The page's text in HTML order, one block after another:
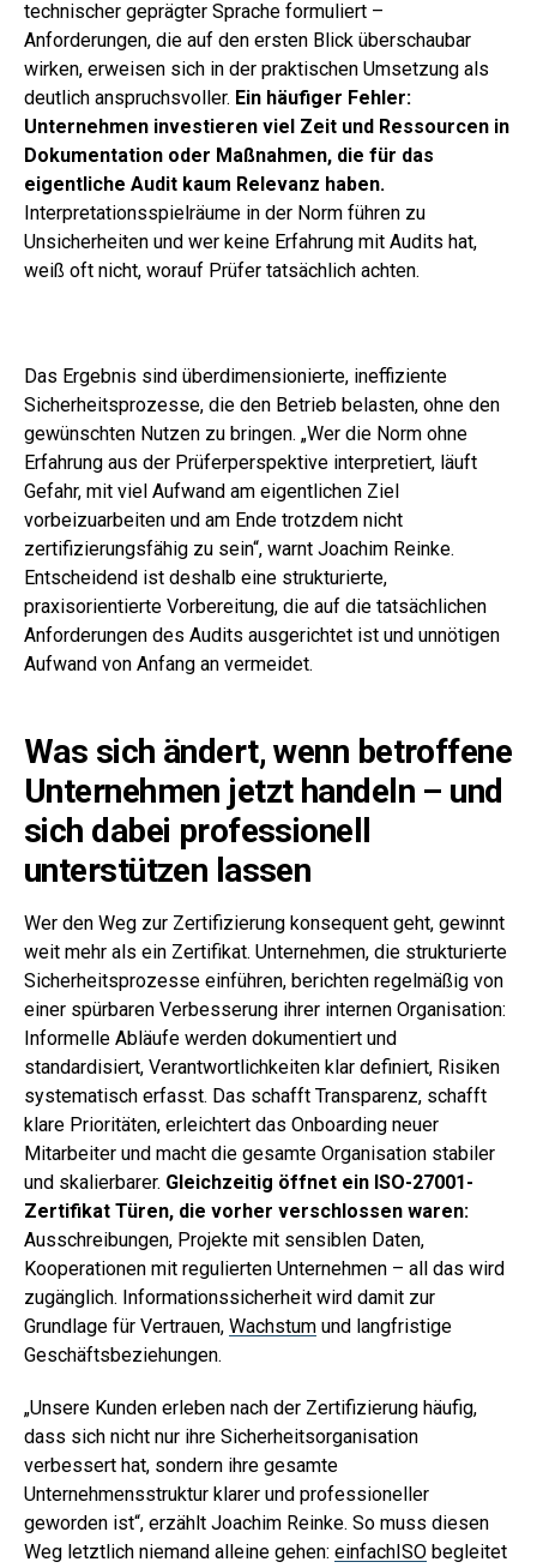
technischer geprägter Sprache formuliert –
Anforderungen, die auf den ersten Blick überschaubar
wirken, erweisen sich in der praktischen Umsetzung als
deutlich anspruchsvoller. Ein häufiger Fehler:
Unternehmen investieren viel Zeit und Ressourcen in
Dokumentation oder Maßnahmen, die für das
eigentliche Audit kaum Relevanz haben.
Interpretationsspielräume in der Norm führen zu
Unsicherheiten und wer keine Erfahrung mit Audits hat,
weiß oft nicht, worauf Prüfer tatsächlich achten.
Das Ergebnis sind überdimensionierte, ineffiziente
Sicherheitsprozesse, die den Betrieb belasten, ohne den
gewünschten Nutzen zu bringen. „Wer die Norm ohne
Erfahrung aus der Prüferperspektive interpretiert, läuft
Gefahr, mit viel Aufwand am eigentlichen Ziel
vorbeizuarbeiten und am Ende trotzdem nicht
zertifizierungsfähig zu sein“, warnt Joachim Reinke.
Entscheidend ist deshalb eine strukturierte,
praxisorientierte Vorbereitung, die auf die tatsächlichen
Anforderungen des Audits ausgerichtet ist und unnötigen
Aufwand von Anfang an vermeidet.
Was sich ändert, wenn betroffene
Unternehmen jetzt handeln – und
sich dabei professionell
unterstützen lassen
Wer den Weg zur Zertifizierung konsequent geht, gewinnt
weit mehr als ein Zertifikat. Unternehmen, die strukturierte
Sicherheitsprozesse einführen, berichten regelmäßig von
einer spürbaren Verbesserung ihrer internen Organisation:
Informelle Abläufe werden dokumentiert und
standardisiert, Verantwortlichkeiten klar definiert, Risiken
systematisch erfasst. Das schafft Transparenz, schafft
klare Prioritäten, erleichtert das Onboarding neuer
Mitarbeiter und macht die gesamte Organisation stabiler
und skalierbarer. Gleichzeitig öffnet ein ISO-27001-
Zertifikat Türen, die vorher verschlossen waren:
Ausschreibungen, Projekte mit sensiblen Daten,
Kooperationen mit regulierten Unternehmen – all das wird
zugänglich. Informationssicherheit wird damit zur
Grundlage für Vertrauen, Wachstum und langfristige
Geschäftsbeziehungen.
„Unsere Kunden erleben nach der Zertifizierung häufig,
dass sich nicht nur ihre Sicherheitsorganisation
verbessert hat, sondern ihre gesamte
Unternehmensstruktur klarer und professioneller
geworden ist“, erzählt Joachim Reinke. So muss diesen
Weg letztlich niemand alleine gehen: einfachISO begleitet